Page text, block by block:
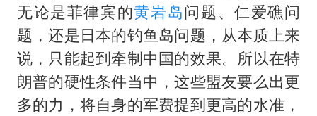
无论是菲律宾的黄岩岛问题、仁爱礁问
题，还是日本的钓鱼岛问题，从本质上来
说，只能起到牵制中国的效果。所以在特
朗普的硬性条件当中，这些盟友要么出更
多的力，将自身的军费提到更高的水准，